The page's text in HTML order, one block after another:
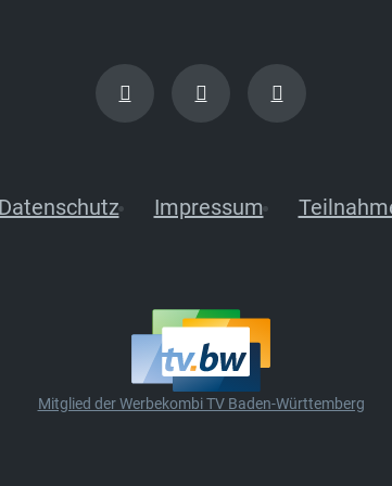
Datenschutz Impressum
Mitglied der Werbekombi TV Baden-Württemberg